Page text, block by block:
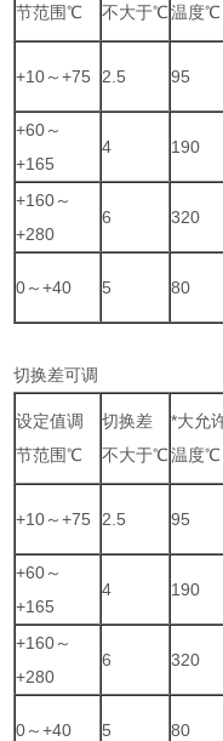
节范围℃
不大于℃ 温度℃
+10～+75 2.5 95
+60～
+165
4 190
+160～
+280
6 320
0～+40 5 80
切换差可调
设定值调
节范围℃
切换差
不大于℃
*大允
温度℃
+10～+75 2.5 95
+60～
+165
4 190
+160～
+280
6 320
0～+40 5 80